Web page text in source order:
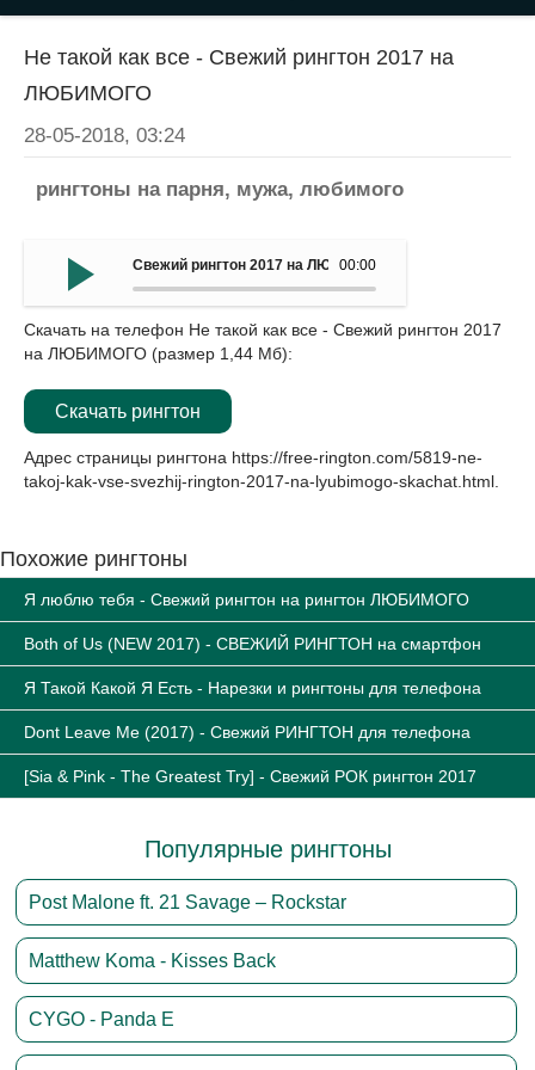
Не такой как все - Свежий рингтон 2017 на
ЛЮБИМОГО
28-05-2018, 03:24
рингтоны на парня, мужа, любимого
00:00
Свежий рингтон 2017 на ЛЮБИМОГО - Не такой как все
Скачать на телефон Не такой как все - Свежий рингтон 2017
на ЛЮБИМОГО (размер 1,44 Мб):
Скачать рингтон
Адрес страницы рингтона https://free-rington.com/5819-ne-
takoj-kak-vse-svezhij-rington-2017-na-lyubimogo-skachat.html
Похожие рингтоны
Я люблю тебя - Свежий рингтон на рингтон ЛЮБИМОГО
Both of Us (NEW 2017) - СВЕЖИЙ РИНГТОН на смартфон
Я Такой Какой Я Есть - Нарезки и рингтоны для телефона
Dont Leave Me (2017) - Свежий РИНГТОН для телефона
[Sia & Pink - The Greatest Try] - Свежий РОК рингтон 2017
Популярные рингтоны
Post Malone ft. 21 Savage – Rockstar
Matthew Koma - Kisses Back
CYGO - Panda E